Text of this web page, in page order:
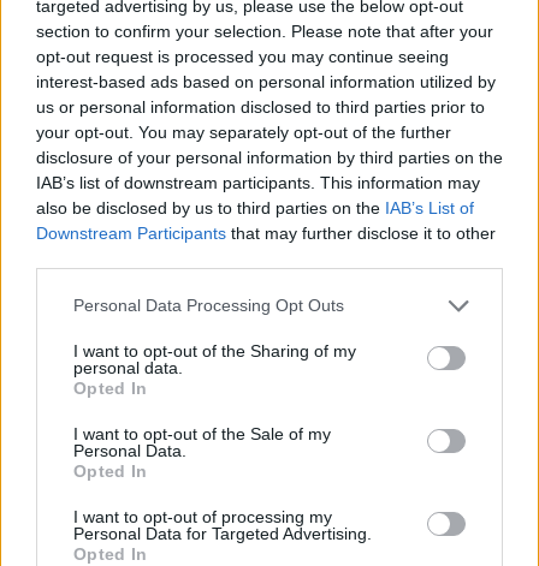
targeted advertising by us, please use the below opt-out
section to confirm your selection. Please note that after your
opt-out request is processed you may continue seeing
interest-based ads based on personal information utilized by
us or personal information disclosed to third parties prior to
your opt-out. You may separately opt-out of the further
disclosure of your personal information by third parties on the
IAB’s list of downstream participants. This information may
also be disclosed by us to third parties on the IAB’s List of
Downstream Participants that may further disclose it to other
Personal Data Processing Opt Outs
I want to opt-out of the Sharing of my
personal data.
Opted In
I want to opt-out of the Sale of my
Personal Data.
Opted In
I want to opt-out of processing my
Personal Data for Targeted Advertising.
Opted In
• Πώς να μην έχει φουντώσει η κοινωνική
δυσαρέσκεια όταν οι πολίτες διαπιστώνουν ότι το
υφιστάμενο πολιτικό προσωπικό είναι ανίκανο να
χειριστεί με επιτυχία την επίλυση των παραπάνω
προβλημάτων που αντιμετωπίζουν.
• Πώς να μην εξεγείρονται οι πολίτες με τα
καμώματα των τριακοσίων της Βουλής που αντί να
χαράζουν πολιτική με όραμα, χρήσιμη για το παρών
και το μέλλον της κοινωνίας , εκείνοι αναλώνονται
με την παραπολιτική, τους χρησμούς και τα
υπονοούμενα.